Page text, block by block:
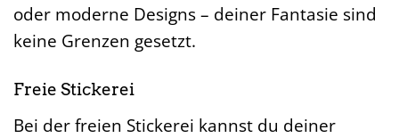
oder moderne Designs – deiner Fantasie sind
keine Grenzen gesetzt.
Freie Stickerei
Bei der freien Stickerei kannst du deiner